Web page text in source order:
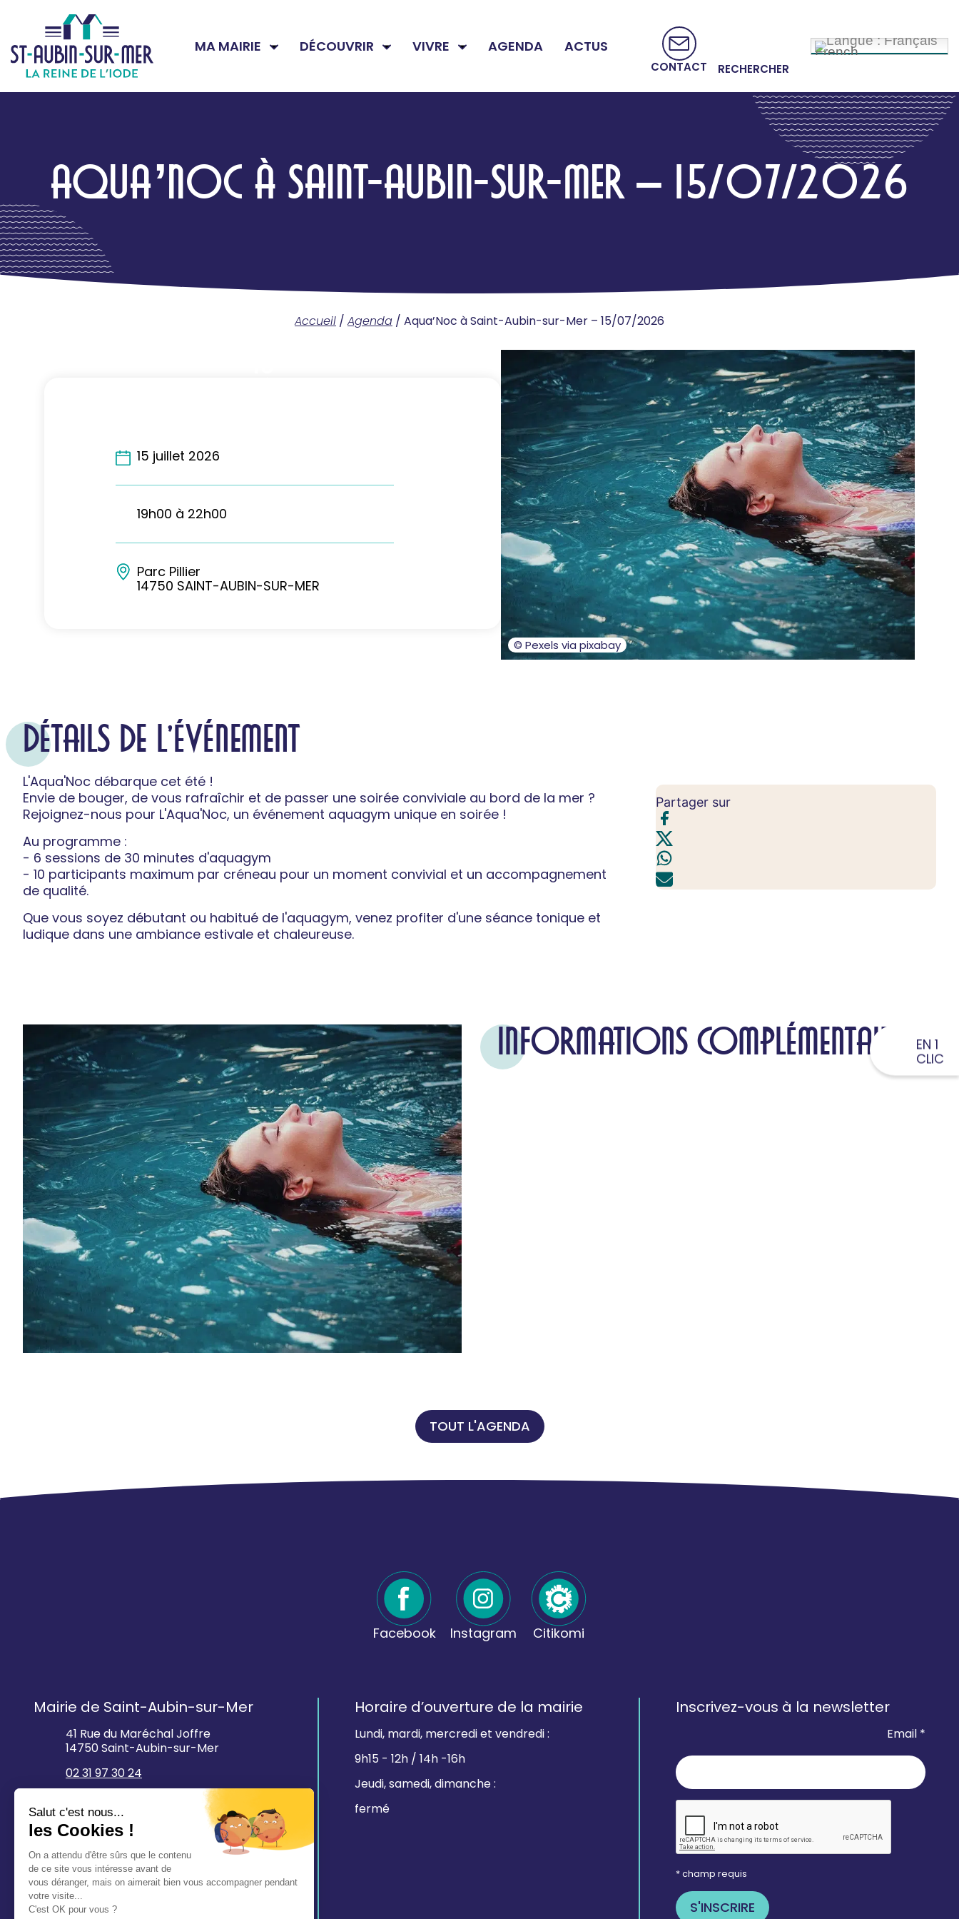
MA MAIRIE DÉCOUVRIR VIVRE AGENDA ACTUS
CONTACT RECHERCHER
French
AQUA’NOC À SAINT-AUBIN-SUR-MER – 15/07/2026
Accueil / Agenda / Aqua’Noc à Saint-Aubin-sur-Mer – 15/07/2026
© Pexels via pixabay
15 juillet 2026
19h00 à 22h00
Parc Pillier
14750 SAINT-AUBIN-SUR-MER
DÉTAILS DE L'ÉVÉNEMENT
L'Aqua'Noc débarque cet été !
Envie de bouger, de vous rafraîchir et de passer une soirée conviviale au bord de la mer ?
Rejoignez-nous pour L'Aqua'Noc, un événement aquagym unique en soirée !
Au programme :
- 6 sessions de 30 minutes d'aquagym
- 10 participants maximum par créneau pour un moment convivial et un accompagnement
de qualité.
Que vous soyez débutant ou habitué de l'aquagym, venez profiter d'une séance tonique et
ludique dans une ambiance estivale et chaleureuse.
Partager sur
INFORMATIONS COMPLÉMENTAIRES
TOUT L'AGENDA
Facebook Instagram Citikomi
Mairie de Saint-Aubin-sur-Mer
41 Rue du Maréchal Joffre
14750 Saint-Aubin-sur-Mer
02 31 97 30 24
mairie@saintaubinsurmer.fr
Horaire d’ouverture de la mairie
Lundi, mardi, mercredi et vendredi :
9h15 - 12h / 14h -16h
Jeudi, samedi, dimanche :
fermé
Inscrivez-vous à la newsletter
Email *
* champ requis
EN 1
CLIC